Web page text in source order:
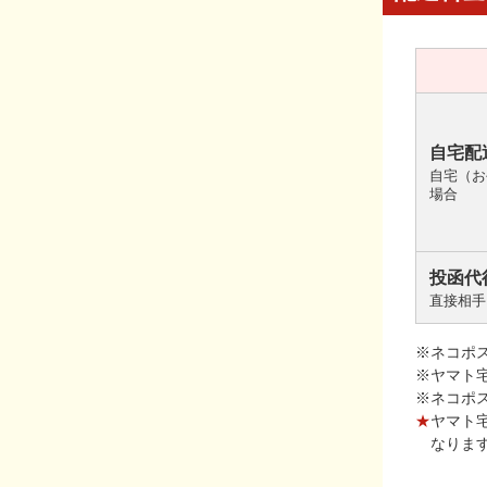
自宅配
自宅（
場合
投函代
直接相
※ネコポ
※ヤマト
※ネコポ
★ヤマト
なりま